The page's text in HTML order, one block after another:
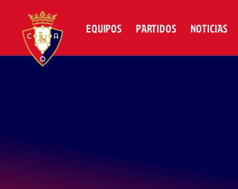
EQUIPOS PARTIDOS NOTICIAS